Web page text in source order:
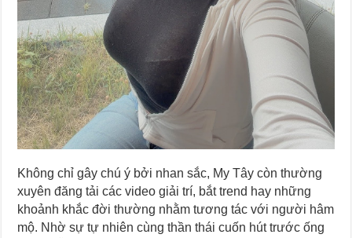
Không chỉ gây chú ý bởi nhan sắc, My Tây còn thường
xuyên đăng tải các video giải trí, bắt trend hay những
khoảnh khắc đời thường nhằm tương tác với người hâm
mộ. Nhờ sự tự nhiên cùng thần thái cuốn hút trước ống